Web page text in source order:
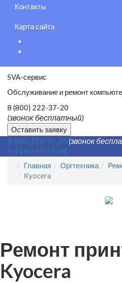
Контакты
Карта сайта
SVA-сервис
Обслуживание и ремонт
8 (800) 222-37-20
(звонок бесплатный)
Оставить заявку
8-800-222-37-20 (звонок
8-914-697-53-48
Главная
Оргтехника
Kyocera
Ремонт
Kyocera